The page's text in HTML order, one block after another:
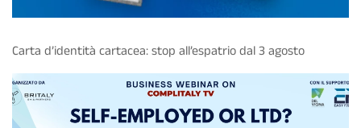
Carta d’identità cartacea: stop all’espatrio dal 3 agosto